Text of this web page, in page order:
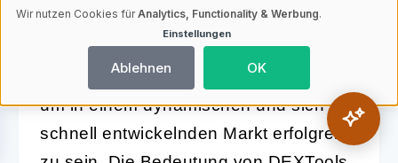
im DeFi-Bereich aktiv sind. Es bietet
nicht nur Echtzeit-Einblicke in Krypto-
Assets, sondern auch die Werkzeuge,
um in einem dynamischen und sich
schnell entwickelnden Markt erfolgreich
Wir nutzen Cookies fürAnalytics, Functionality & Werbung.
Einstellungen
Ablehnen OK